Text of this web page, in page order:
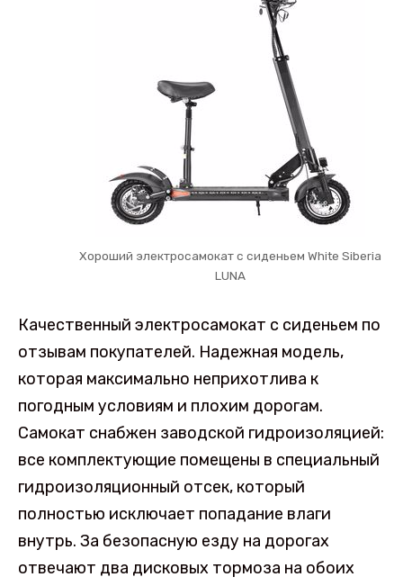
Хороший электросамокат с сиденьем White Siberia
LUNA
Качественный электросамокат с сиденьем по
отзывам покупателей. Надежная модель,
которая максимально неприхотлива к
погодным условиям и плохим дорогам.
Самокат снабжен заводской гидроизоляцией:
все комплектующие помещены в специальный
гидроизоляционный отсек, который
полностью исключает попадание влаги
внутрь. За безопасную езду на дорогах
отвечают два дисковых тормоза на обоих